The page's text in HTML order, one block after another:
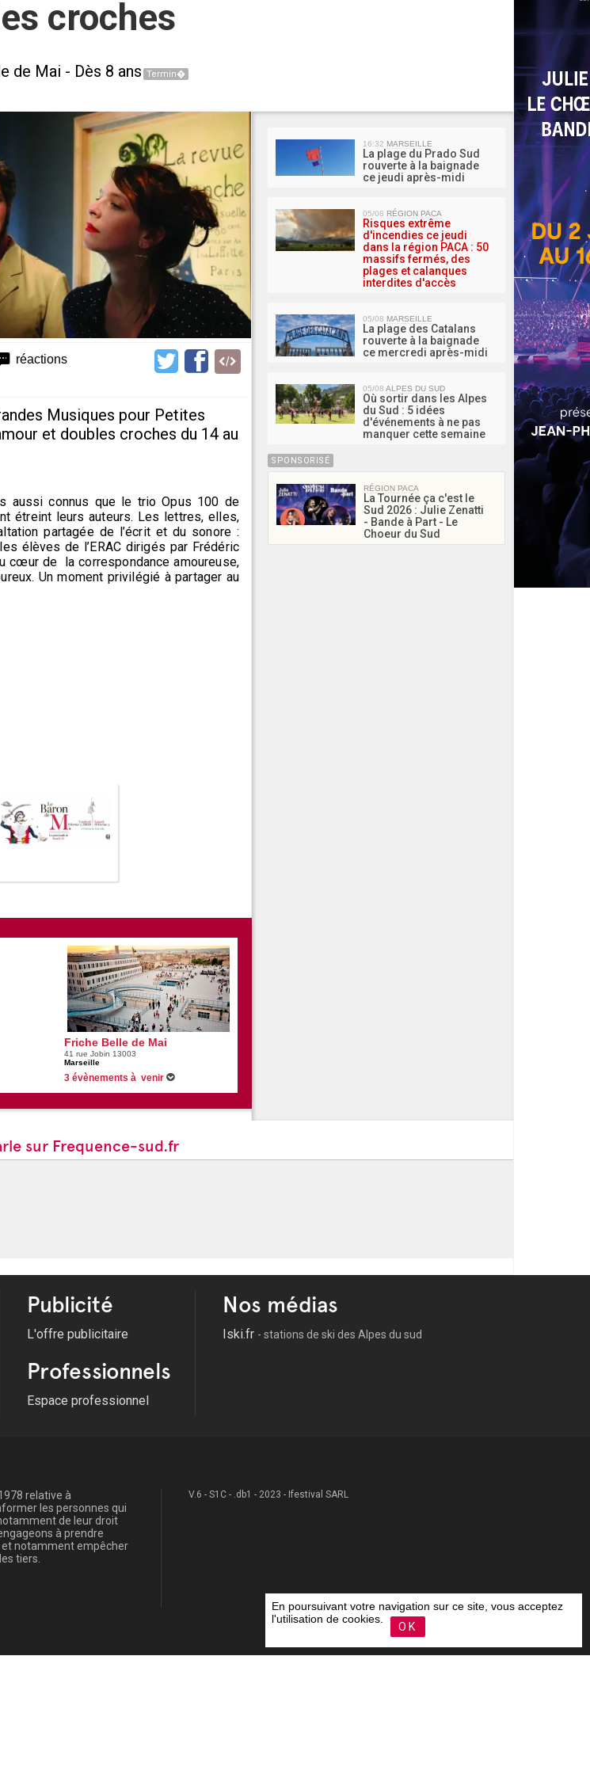
croches
de Mai - Dès 8 ans Termin�
réactions
Musiques pour Petites
et doubles croches du 14 au
connus que le trio Opus 100 de
étreint leurs auteurs. Les lettres, elles,
partagée de l’écrit et du sonore :
élèves de l’ERAC dirigés par Frédéric
cœur de la correspondance amoureuse,
Un moment privilégié à partager au
Friche Belle de Mai
41 rue Jobin 13003
Marseille
3 évènements à venir
MA
16:32 MARSEILLE
La plage du Prado Sud
rouverte à la baignade
ce jeudi après-midi
05/08 RÉGION PACA
Risques extrême
d'incendies ce jeudi
dans la région PACA : 50
massifs fermés, des
plages et calanques
interdites d'accès
05/08 MARSEILLE
La plage des Catalans
rouverte à la baignade
ce mercredi après-midi
05/08 ALPES DU SUD
Où sortir dans les Alpes
du Sud : 5 idées
d'événements à ne pas
manquer cette semaine
SPONSORISÉ
RÉGION PACA
La Tournée ça c'est le
Sud 2026 : Julie Zenatti
- Bande à Part - Le
Choeur du Sud
sur Frequence-sud.fr
Publicité
L'offre publicitaire
Professionnels
Espace professionnel
Nos médias
Iski.fr - stations de ski des Alpes du sud
relative à
les personnes qui
de leur droit
à prendre
notamment empêcher
tiers.
V.6 - S1C - .db1 - 2023 - Ifestival SARL
En poursuivant votre navigation sur ce site, vous acceptez
l'utilisation de cookies.
OK